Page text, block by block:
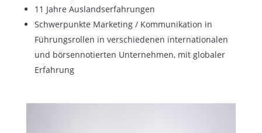
11 Jahre Auslandserfahrungen
Schwerpunkte Marketing / Kommunikation in
Führungsrollen in verschiedenen internationalen
und börsennotierten Unternehmen, mit globaler
Erfahrung